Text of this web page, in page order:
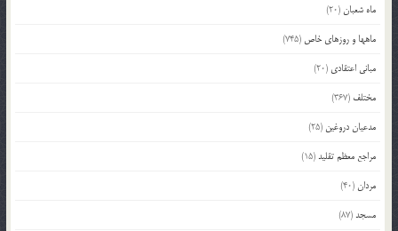
ماه شعبان(20)
ماهها و روزهای خاص (745)
مبانی اعتقادی (20)
مختلف (367)
مدعیان دروغین (25)
مراجع معظم تقلید(15)
مردان(40)
مسجد(87)